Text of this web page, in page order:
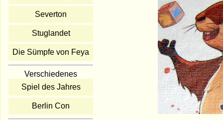
Severton
Stuglandet
Die Sümpfe von Feya
Verschiedenes
Spiel des Jahres
Berlin Con